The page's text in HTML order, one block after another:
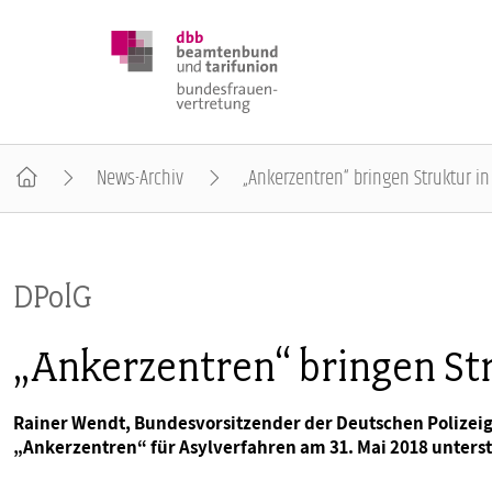
BUNDESTAGSWAHL 2025
POSITIONEN
SCHWERPUNKTTHEMEN
News-Archiv „Ankerzentren“ bringen Struktur
DPolG
„Ankerzentren“ bringen
Rainer Wendt, Bundesvorsitzender der Deutschen
„Ankerzentren“ für Asylverfahren am 31. Mai 2018